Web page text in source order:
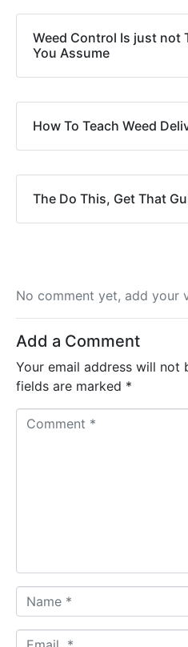
Weed Control Is just not
You Assume
How To Teach Weed
The Do This, Get That
No comment yet, add your
Add a Comment
Your email address will not
fields are marked *
a
m